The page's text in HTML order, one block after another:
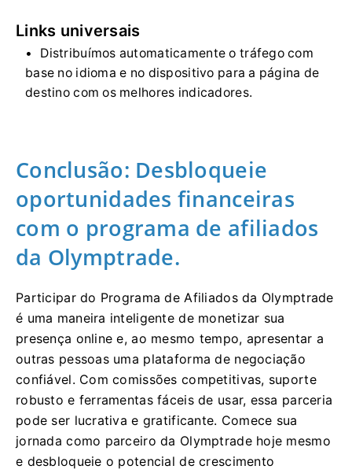
Links universais
Distribuímos automaticamente o tráfego com
base no idioma e no dispositivo para a página de
destino com os melhores indicadores.
Conclusão: Desbloqueie
oportunidades financeiras
com o programa de afiliados
da Olymptrade.
Participar do Programa de Afiliados da Olymptrade
é uma maneira inteligente de monetizar sua
presença online e, ao mesmo tempo, apresentar a
outras pessoas uma plataforma de negociação
confiável. Com comissões competitivas, suporte
robusto e ferramentas fáceis de usar, essa parceria
pode ser lucrativa e gratificante. Comece sua
jornada como parceiro da Olymptrade hoje mesmo
e desbloqueie o potencial de crescimento